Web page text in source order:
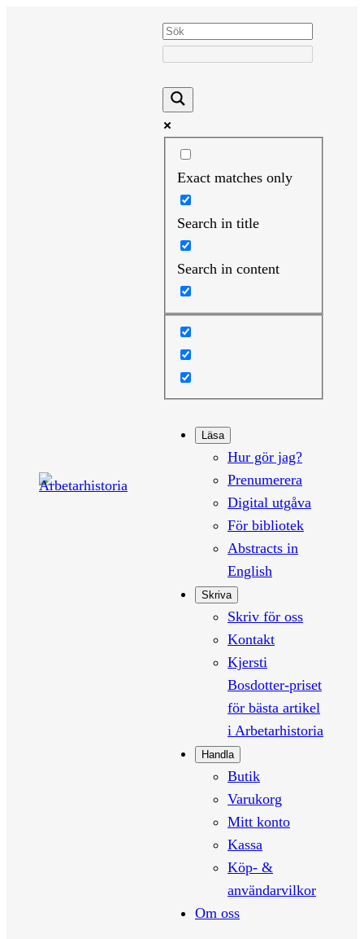
Exact matches only
Search in title
Search in content
Läsa
Hur gör jag?
Prenumerera
Digital utgåva
För bibliotek
Abstracts in
English
Skriva
Skriv för oss
Kontakt
Kjersti
Bosdotter-priset
för bästa artikel
i Arbetarhistoria
Handla
Butik
Varukorg
Mitt konto
Kassa
Köp- &
användarvilkor
Om oss